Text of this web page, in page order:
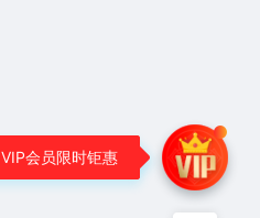
VIP会员限时钜惠